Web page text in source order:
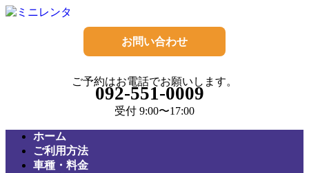
コ
ナ
お問い合わせ
ご予約はお電話でお願いします。
092-551-0009
受付 9:00〜17:00
ホーム
ご利用方法
車種・料金